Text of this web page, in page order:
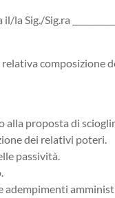
Sig./Sig.ra
composizione
alla proposta di
dei relativi poteri.
passività.
adempimenti